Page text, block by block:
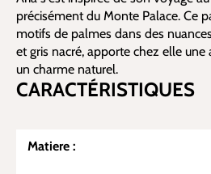
précisément du Monte Palace. Ce
motifs de palmes dans des
et gris nacré, apporte chez elle
un charme naturel.
CARACTÉRISTIQUES
Matiere :